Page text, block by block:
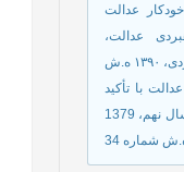
عدالت
عدالت،
با تأکید
برعدالت اجتماعی، فصلنامه مصباح، سال نهم، 1379